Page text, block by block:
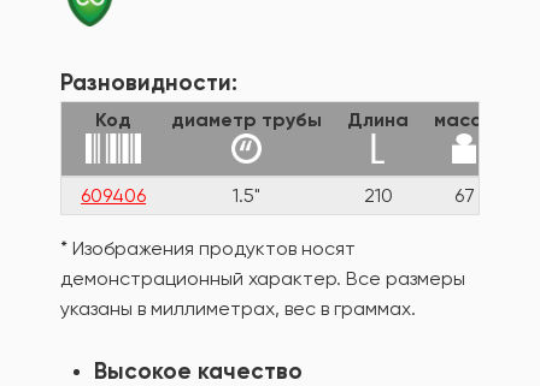
Разновидности:
Код диаметр трубы Длина масса
609406 1.5" 210 67
* Изображения продуктов носят
демонстрационный характер. Все размеры
указаны в миллиметрах, вес в граммах.
Высокое качество